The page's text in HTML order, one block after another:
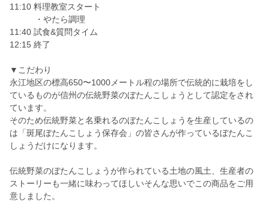
11:10 料理教室スタート
・やたら調理
11:40 試食&質問タイム
12:15 終了
▼こだわり
永江地区の標高650〜1000メートル程の場所で伝統的に栽培をし
ているものが信州の伝統野菜のぼたんこしょうとして認定をされ
ています。
そのため伝統野菜と名乗れるのぼたんこしょうを生産しているの
は「斑尾ぼたんこしょう保存会」の皆さんが作っているぼたんこ
しょうだけになります。
伝統野菜のぼたんこしょうが作られている土地の風土、生産者の
ストーリーも一緒に味わってほしいそんな思いでこの商品をご用
意しました。